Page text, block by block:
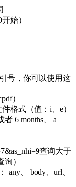
始）
号，你可以使用这
）
格式（值：i、e）
者 6 months、 a
查询大于
）
any、 body、url、